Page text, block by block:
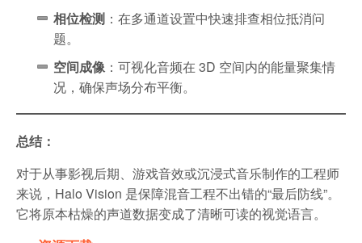
相位检测 ：在多通道设置中快速排查相位抵消问
题。
空间成像：可视化音频在 3D 空间内的能量聚集情
况，确保声场分布平衡。
总结：
对于从事影视后期、游戏音效或沉浸式音乐制作的工程师
来说，Halo Vision 是保障混音工程不出错的“最后防线”。
它将原本枯燥的声道数据变成了清晰可读的视觉语言。